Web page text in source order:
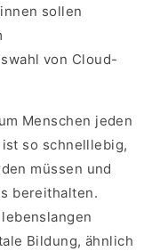
sollen
von Cloud-
Menschen jeden
so schnelllebig,
müssen und
bereithalten.
Bildung, ähnlich